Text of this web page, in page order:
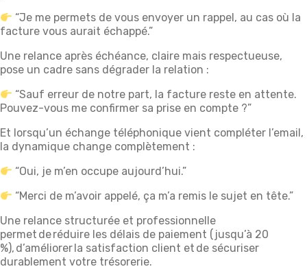
“Je me permets de vous envoyer un rappel, au cas où la
facture vous aurait échappé.”
Une relance après échéance, claire mais respectueuse,
pose un cadre sans dégrader la relation :
“Sauf erreur de notre part, la facture reste en attente.
Pouvez-vous me confirmer sa prise en compte ?”
Et lorsqu’un échange téléphonique vient compléter l’email,
la dynamique change complètement :
“Oui, je m’en occupe aujourd’hui.”
“Merci de m’avoir appelé, ça m’a remis le sujet en tête.”
Une relance structurée et professionnelle
permet de réduire les délais de paiement (jusqu’à 20
%), d’améliorer la satisfaction client et de sécuriser
durablement votre trésorerie.